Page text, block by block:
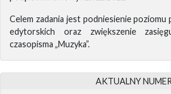
Celem zadania jest podniesienie poziomu
edytorskich oraz zwiększenie
czasopisma „Muzyka”.
AKTUALNY NUMER